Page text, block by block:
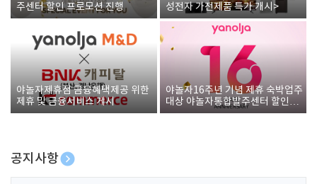
주센터 할인 프로모션 진행
성전자 가전제품 특가 개시>
야놀자제휴점 금융혜택제공 위한
제휴 및 금융서비스 게시
야놀자16주년 기념 제휴 숙박업주
대상 야놀자통합발주센터 할인쿠
폰 증정
공지사항
[호텔업] 개인정보 처리방침 개정본1 (19.09.02)